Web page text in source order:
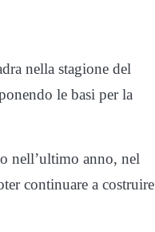
nella stagione del
le basi per la
nell’ultimo anno, nel
continuare a costruire